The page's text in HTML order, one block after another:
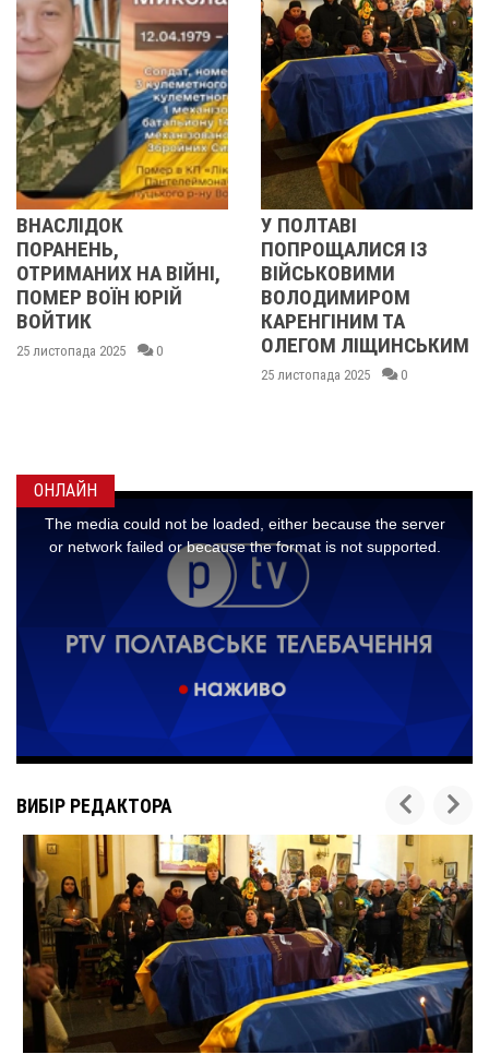
У ПОЛТАВІ
ПОПРОЩАЛИСЯ ІЗ
ВІЙСЬКОВИМИ
ВОЛОДИМИРОМ
ОЛЕГОМ ЛІЩИНСЬКИМ
У ПОЛТАВІ
ПОПРОЩАЛИСЯ
БІЙЦЯМИ
ОЛЕКСАНДРОМ
ІВАЩЕНКОМ,
ДМИТРОМ
ОНЛАЙН
ВИБІР РЕДАКТОРА